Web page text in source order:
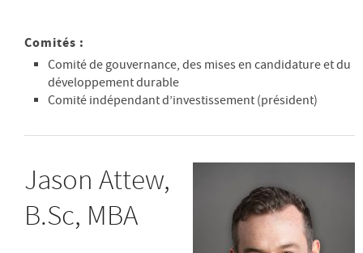
Comités :
Comité de gouvernance, des mises en candidature et du
développement durable
Comité indépendant d’investissement (président)
Jason Attew,
B.Sc, MBA